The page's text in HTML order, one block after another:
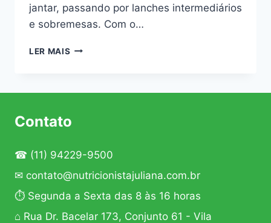
jantar, passando por lanches intermediários
e sobremesas. Com o…
LER MAIS RECEITAS
Contato
☎ (11) 94229-9500
✉ contato@nutricionistajuliana.com.br
⏱ Segunda a Sexta das 8 às 16 horas
⌂ Rua Dr. Bacelar 173, Conjunto 61 - Vila